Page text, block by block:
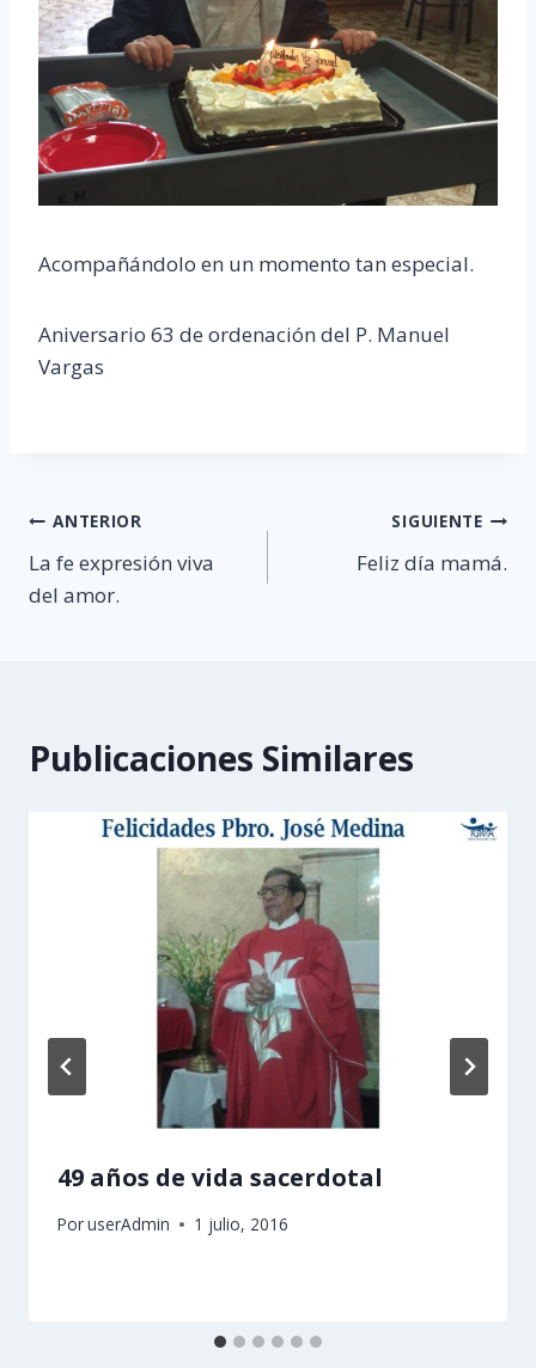
Acompañándolo en un momento tan especial.
Aniversario 63 de ordenación del P. Manuel
Vargas
Navegación
de
ANTERIOR
La fe expresión viva
del amor.
SIGUIENTE
Feliz día mamá.
Publicaciones Similares
49 años de vida sacerdotal
PoruserAdmin 1 julio, 2016